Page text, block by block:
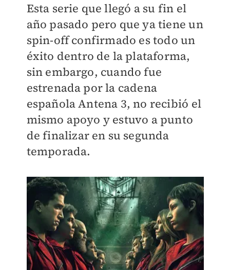
Esta serie que llegó a su fin el
año pasado pero que ya tiene un
spin-off confirmado es todo un
éxito dentro de la plataforma,
sin embargo, cuando fue
estrenada por la cadena
española Antena 3, no recibió el
mismo apoyo y estuvo a punto
de finalizar en su segunda
temporada.